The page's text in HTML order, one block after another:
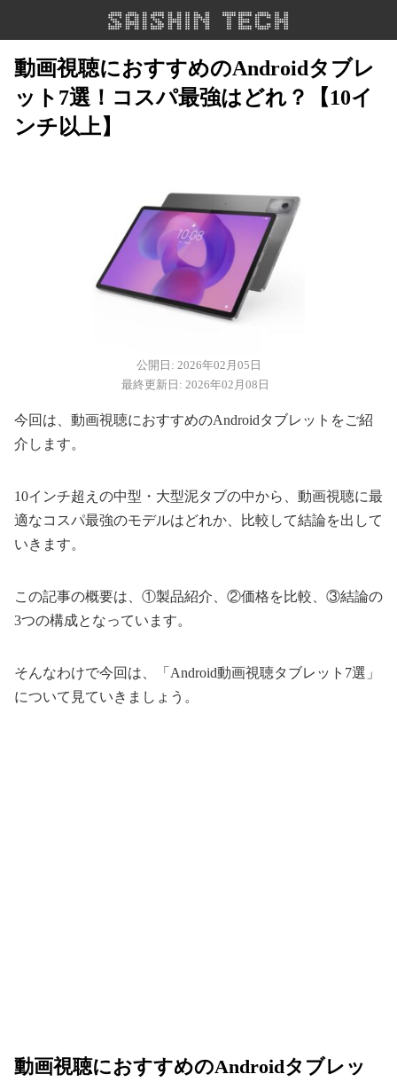
動画視聴におすすめのAndroidタブレ
ット7選！コスパ最強はどれ？【10イ
ンチ以上】
公開日: 2026年02月05日
最終更新日: 2026年02月08日
今回は、動画視聴におすすめのAndroidタブレットをご紹
介します。
10インチ超えの中型・大型泥タブの中から、動画視聴に最
適なコスパ最強のモデルはどれか、比較して結論を出して
いきます。
この記事の概要は、①製品紹介、②価格を比較、③結論の
3つの構成となっています。
そんなわけで今回は、「Android動画視聴タブレット7選」
について見ていきましょう。
動画視聴におすすめのAndroidタブレッ